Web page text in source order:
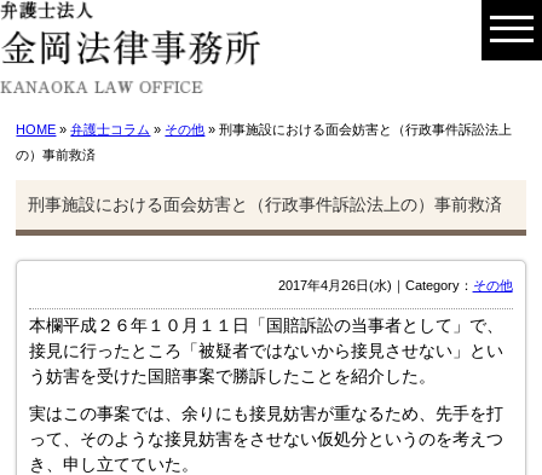
HOME »弁護士コラム » その他 » 刑事施設における面会妨害と（行政事件訴訟法上
の）事前救済
刑事施設における面会妨害と（行政事件訴訟法上の）事前救済
2017年4月26日(水)｜Category： その他
本欄平成２６年１０月１１日「国賠訴訟の当事者として」で、
接見に行ったところ「被疑者ではないから接見させない」とい
う妨害を受けた国賠事案で勝訴したことを紹介した。
実はこの事案では、余りにも接見妨害が重なるため、先手を打
って、そのような接見妨害をさせない仮処分というのを考えつ
き、申し立てていた。